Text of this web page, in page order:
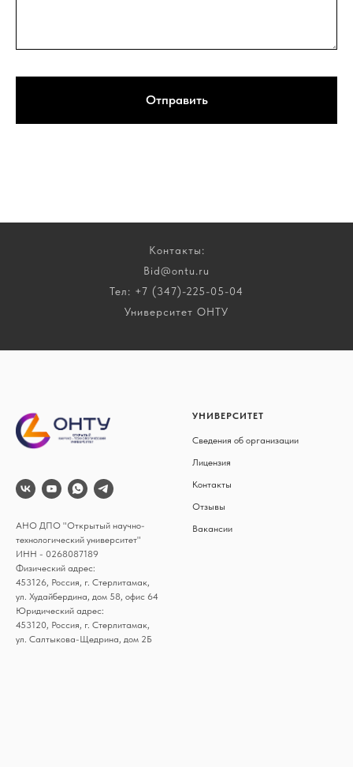
Отправить
Контакты:
Bid@ontu.ru
Тел: +7 (347)-225-05-04
Университет ОНТУ
АНО ДПО "Открытый научно-
технологический университет"
ИНН - 0268087189
Физический адрес:
453126, Россия, г. Стерлитамак,
ул. Худайбердина, дом 58, офис 64
Юридический адрес:
453120, Россия, г. Стерлитамак,
ул. Салтыкова-Щедрина, дом 2Б
УНИВЕРСИТЕТ
Сведения об организации
Лицензия
Контакты
Отзывы
Вакансии